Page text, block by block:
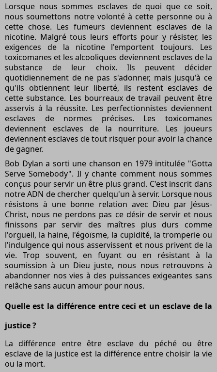
Lorsque nous sommes esclaves de quoi que ce soit,
nous soumettons notre volonté à cette personne ou à
cette chose. Les fumeurs deviennent esclaves de la
nicotine. Malgré tous leurs efforts pour y résister, les
exigences de la nicotine l'emportent toujours. Les
toxicomanes et les alcooliques deviennent esclaves de la
substance de leur choix. Ils peuvent décider
quotidiennement de ne pas s'adonner, mais jusqu'à ce
qu'ils obtiennent leur liberté, ils restent esclaves de
cette substance. Les bourreaux de travail peuvent être
asservis à la réussite. Les perfectionnistes deviennent
esclaves de normes précises. Les toxicomanes
deviennent esclaves de la nourriture. Les joueurs
deviennent esclaves de tout risquer pour avoir la chance
de gagner.
Bob Dylan a sorti une chanson en 1979 intitulée "Gotta
Serve Somebody". Il y chante comment nous sommes
conçus pour servir un être plus grand. C'est inscrit dans
notre ADN de chercher quelqu'un à servir. Lorsque nous
résistons à une bonne relation avec Dieu par Jésus-
Christ, nous ne perdons pas ce désir de servir et nous
finissons par servir des maîtres plus durs comme
l'orgueil, la haine, l'égoïsme, la cupidité, la tromperie ou
l'indulgence qui nous asservissent et nous privent de la
vie. Trop souvent, en fuyant ou en résistant à la
soumission à un Dieu juste, nous nous retrouvons à
abandonner nos vies à des puissances exigeantes sans
relâche sans aucun amour pour nous.
Quelle est la différence entre ceci et un esclave de la
justice ?
La différence entre être esclave du péché ou être
esclave de la justice est la différence entre choisir la vie
ou la mort.